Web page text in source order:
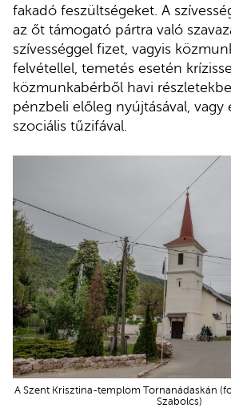
fakadó feszültségeket. A
az őt támogató pártra való
szívességgel fizet, vagyis
felvétellel, temetés esetén
közmunkabérből havi
pénzbeli előleg nyújtásával, vagy
szociális tűzifával.
A Szent Krisztina-templom Tornanádaskán
Szabolcs)